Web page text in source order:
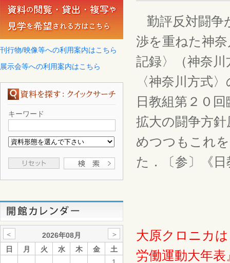
刊行物/映像等への利用案内はこちら
展示会等への利用案内はこちら
キーワード
＜ 2026年08月
＞
日
月 火 水 木 金
土
勤評反対闘争
渉を重ねた神
記録〉（神奈
〈神奈川方式
日教組第２０
拡大の闘争方
めつつもこれ
た．〔参〕《
大原クロニカ
労働運動大年